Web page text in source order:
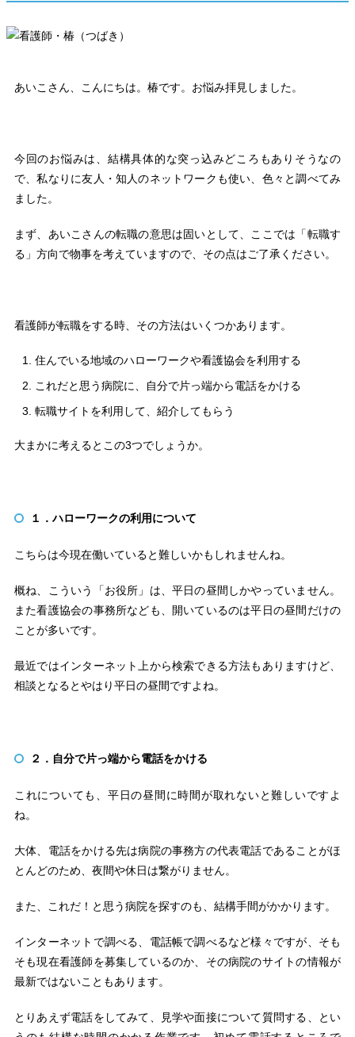
あいこさん、こんにちは。椿です。お悩み拝見しました。
今回のお悩みは、結構具体的な突っ込みどころもありそうなの
で、私なりに友人・知人のネットワークも使い、色々と調べてみ
ました。
まず、あいこさんの転職の意思は固いとして、ここでは「転職す
る」方向で物事を考えていますので、その点はご了承ください。
看護師が転職をする時、その方法はいくつかあります。
住んでいる地域のハローワークや看護協会を利用する
これだと思う病院に、自分で片っ端から電話をかける
転職サイトを利用して、紹介してもらう
大まかに考えるとこの3つでしょうか。
１．ハローワークの利用について
こちらは今現在働いていると難しいかもしれませんね。
概ね、こういう「お役所」は、平日の昼間しかやっていません。
また看護協会の事務所なども、開いているのは平日の昼間だけの
ことが多いです。
最近ではインターネット上から検索できる方法もありますけど、
相談となるとやはり平日の昼間ですよね。
２．自分で片っ端から電話をかける
これについても、平日の昼間に時間が取れないと難しいですよ
ね。
大体、電話をかける先は病院の事務方の代表電話であることがほ
とんどのため、夜間や休日は繋がりません。
また、これだ！と思う病院を探すのも、結構手間がかかります。
インターネットで調べる、電話帳で調べるなど様々ですが、そも
そも現在看護師を募集しているのか、その病院のサイトの情報が
最新ではないこともあります。
とりあえず電話をしてみて、見学や面接について質問する、とい